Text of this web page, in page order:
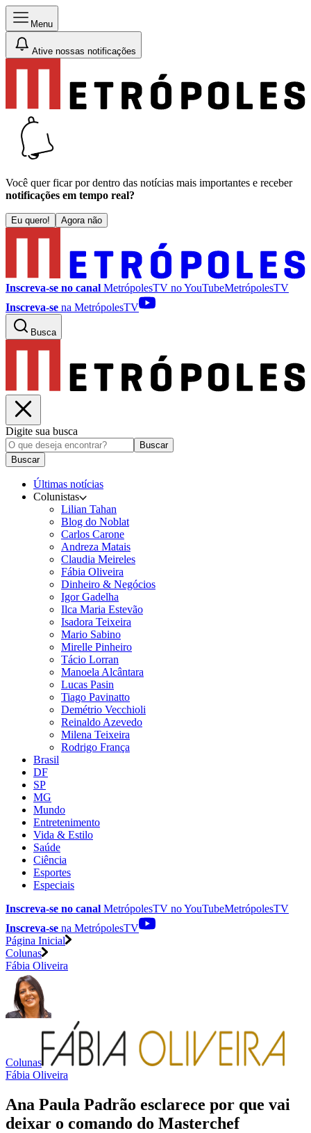
Menu
Ative nossas notificações
Você quer ficar por dentro das notícias mais importantes e receber
notificações em tempo real?
Eu quero! Agora não
Inscreva-se no canal MetrópolesTV noYouTubeMetrópolesTV
Inscreva-se na MetrópolesTV
Busca
Digite sua busca
Buscar
Buscar
Últimas notícias
Colunistas
Lilian Tahan
Blog do Noblat
Carlos Carone
Andreza Matais
Claudia Meireles
Fábia Oliveira
Dinheiro & Negócios
Igor Gadelha
Ilca Maria Estevão
Isadora Teixeira
Mario Sabino
Mirelle Pinheiro
Tácio Lorran
Manoela Alcântara
Lucas Pasin
Tiago Pavinatto
Demétrio Vecchioli
Reinaldo Azevedo
Milena Teixeira
Rodrigo França
Brasil
DF
SP
MG
Mundo
Entretenimento
Vida & Estilo
Saúde
Ciência
Esportes
Especiais
Inscreva-se no canal MetrópolesTV noYouTubeMetrópolesTV
Inscreva-se na MetrópolesTV
Página Inicial
Colunas
Fábia Oliveira
Colunas
Fábia Oliveira
Ana Paula Padrão esclarece por que vai
deixar o comando do Masterchef